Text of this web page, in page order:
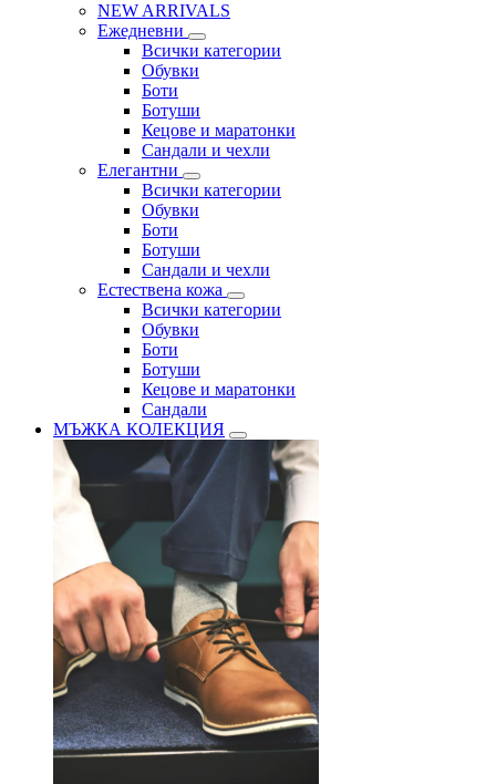
NEW ARRIVALS
Ежедневни
Всички категории
Обувки
Боти
Ботуши
Кецове и маратонки
Сандали и чехли
Елегантни
Всички категории
Обувки
Боти
Ботуши
Сандали и чехли
Естествена кожа
Всички категории
Обувки
Боти
Ботуши
Кецове и маратонки
Сандали
МЪЖКА КОЛЕКЦИЯ